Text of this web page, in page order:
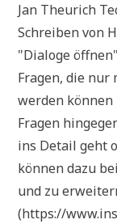
Jan Theurich
Schreiben von
"Dialoge
Fragen, die
werden können
Fragen
ins Detail geht
können dazu
und zu
(https://